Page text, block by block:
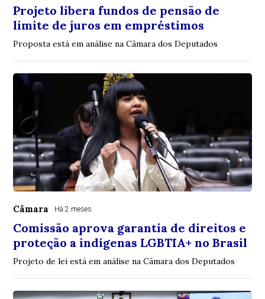
Projeto libera fundos de pensão de
limite de juros em empréstimos
Proposta está em análise na Câmara dos Deputados
Câmara Há 2 meses
Comissão aprova garantia de direitos e
proteção a indígenas LGBTIA+ no Brasil
Projeto de lei está em análise na Câmara dos Deputados